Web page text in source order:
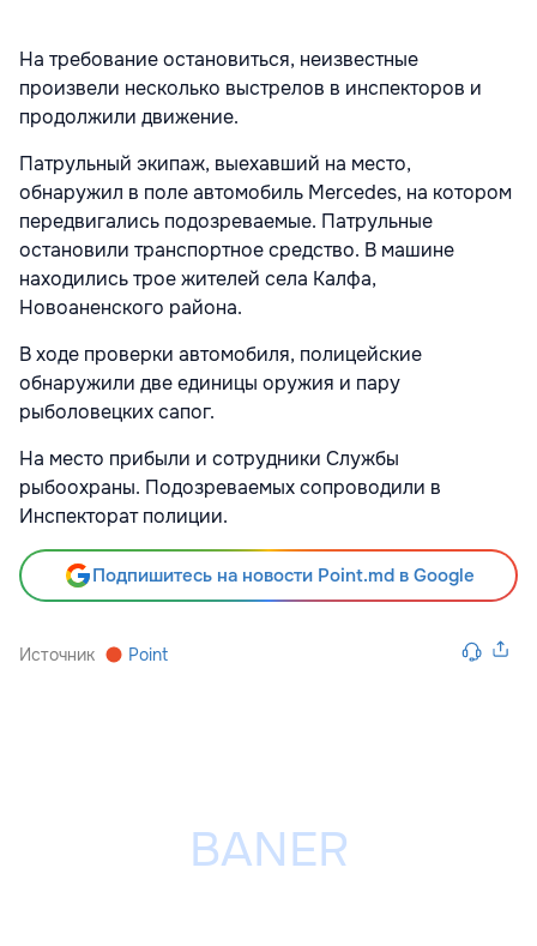
На требование остановиться, неизвестные
произвели несколько выстрелов в инспекторов и
продолжили движение.
Патрульный экипаж, выехавший на место,
обнаружил в поле автомобиль Mercedes, на котором
передвигались подозреваемые. Патрульные
остановили транспортное средство. В машине
находились трое жителей села Калфа,
Новоаненского района.
В ходе проверки автомобиля, полицейские
обнаружили две единицы оружия и пару
рыболовецких сапог.
На место прибыли и сотрудники Службы
рыбоохраны. Подозреваемых сопроводили в
Инспекторат полиции.
Подпишитесь на новости Point.md в Google
Источник Point